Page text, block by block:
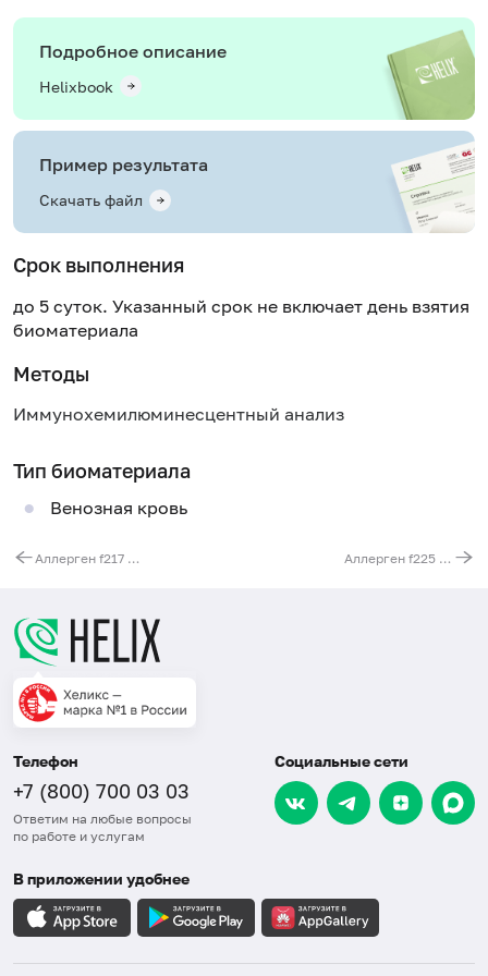
Подробное описание
Helixbook
Пример результата
Скачать файл
Срок выполнения
до 5 суток. Указанный срок не включает день взятия
биоматериала
Методы
Иммунохемилюминесцентный анализ
Тип биоматериала
Венозная кровь
Аллерген f217 - капуста брюссельская, IgG Аллерген f225 - тыква, IgG
Телефон
+7 (800) 700 03 03
Ответим на любые вопросы
по работе и услугам
Социальные сети
В приложении удобнее